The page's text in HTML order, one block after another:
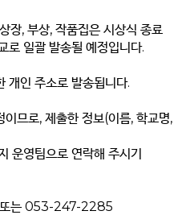
장, 부상, 작품집은 시상식 종료
일괄 발송될 예정입니다.
개인 주소로 발송됩니다.
므로, 제출한 정보(이름, 학교명,
영팀으로 연락해 주시기
는 053-247-2285